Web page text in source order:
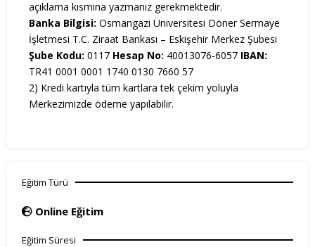
açıklama kısmına yazmanız gerekmektedir.
Banka Bilgisi: Osmangazi Üniversitesi Döner Sermaye
İşletmesi T.C. Ziraat Bankası – Eskişehir Merkez Şubesi
Şube Kodu: 0117 Hesap No: 40013076-6057 IBAN:
TR41 0001 0001 1740 0130 7660 57
2) Kredi kartıyla tüm kartlara tek çekim yoluyla
Merkezimizde ödeme yapılabilir.
Eğitim Türü
Online Eğitim
Eğitim Süresi